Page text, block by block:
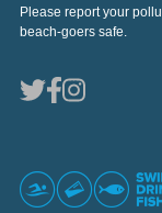
Please report your
beach-goers safe.